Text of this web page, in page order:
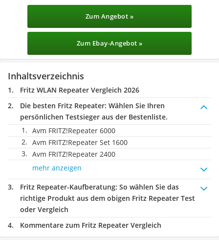
Zum Angebot »
Zum Ebay-Angebot »
Inhaltsverzeichnis
Fritz WLAN Repeater Vergleich 2026
Die besten Fritz Repeater: Wählen Sie Ihren
persönlichen Testsieger aus der Bestenliste.
Avm FRITZ!Repeater 6000
Avm FRITZ!Repeater Set 1600
Avm FRITZ!Repeater 2400
mehr anzeigen
Fritz Repeater-Kaufberatung: So wählen Sie das
richtige Produkt aus dem obigen Fritz Repeater Test
oder Vergleich
Kommentare zum Fritz Repeater Vergleich